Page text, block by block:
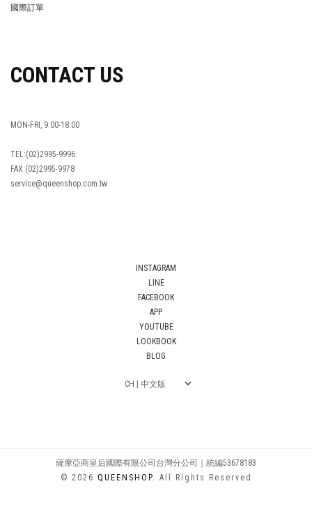
國際訂單
CONTACT US
MON-FRI, 9:00-18:00
TEL:(02)2995-9996
FAX:(02)2995-9978
service@queenshop.com.tw
INSTAGRAM
LINE
FACEBOOK
APP
YOUTUBE
LOOKBOOK
BLOG
薩摩亞商皇后國際有限公司台灣分公司｜統編53678183
© 2026 QUEENSHOP. All Rights Reserved